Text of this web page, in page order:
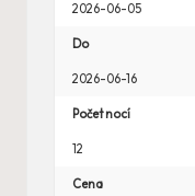
2026-06-05
Do
2026-06-16
Počet nocí
12
Cena